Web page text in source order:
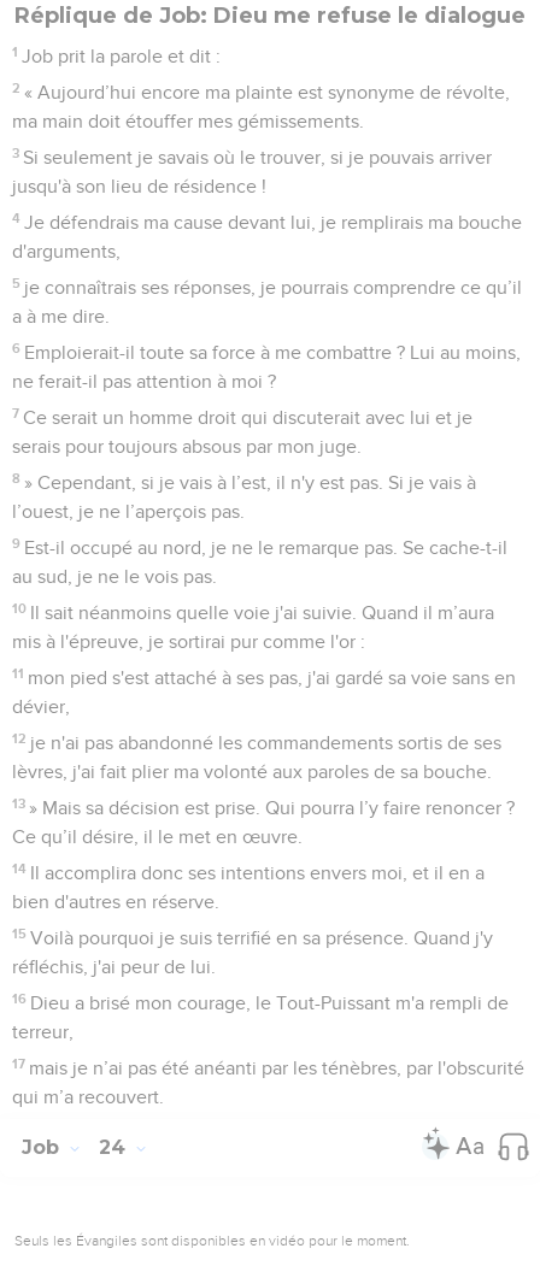
Réplique de Job: Dieu me refuse le dialogue
1 Job prit la parole et dit :
2 « Aujourd’hui encore ma plainte est synonyme de révolte,
ma main doit étouffer mes gémissements.
3 Si seulement je savais où le trouver, si je pouvais arriver
jusqu'à son lieu de résidence !
4 Je défendrais ma cause devant lui, je remplirais ma bouche
d'arguments,
5 je connaîtrais ses réponses, je pourrais comprendre ce qu’il
a à me dire.
6 Emploierait-il toute sa force à me combattre ? Lui au moins,
ne ferait-il pas attention à moi ?
7 Ce serait un homme droit qui discuterait avec lui et je
serais pour toujours absous par mon juge.
8 » Cependant, si je vais à l’est, il n'y est pas. Si je vais à
l’ouest, je ne l’aperçois pas.
9 Est-il occupé au nord, je ne le remarque pas. Se cache-t-il
au sud, je ne le vois pas.
10 Il sait néanmoins quelle voie j'ai suivie. Quand il m’aura
mis à l'épreuve, je sortirai pur comme l'or :
11 mon pied s'est attaché à ses pas, j'ai gardé sa voie sans en
dévier,
12 je n'ai pas abandonné les commandements sortis de ses
lèvres, j'ai fait plier ma volonté aux paroles de sa bouche.
13 » Mais sa décision est prise. Qui pourra l’y faire renoncer ?
Ce qu’il désire, il le met en œuvre.
14 Il accomplira donc ses intentions envers moi, et il en a
bien d'autres en réserve.
15 Voilà pourquoi je suis terrifié en sa présence. Quand j'y
réfléchis, j'ai peur de lui.
16 Dieu a brisé mon courage, le Tout-Puissant m'a rempli de
terreur,
17 mais je n’ai pas été anéanti par les ténèbres, par l'obscurité
qui m’a recouvert.
Job 24
Seuls les Évangiles sont disponibles en vidéo pour le moment.